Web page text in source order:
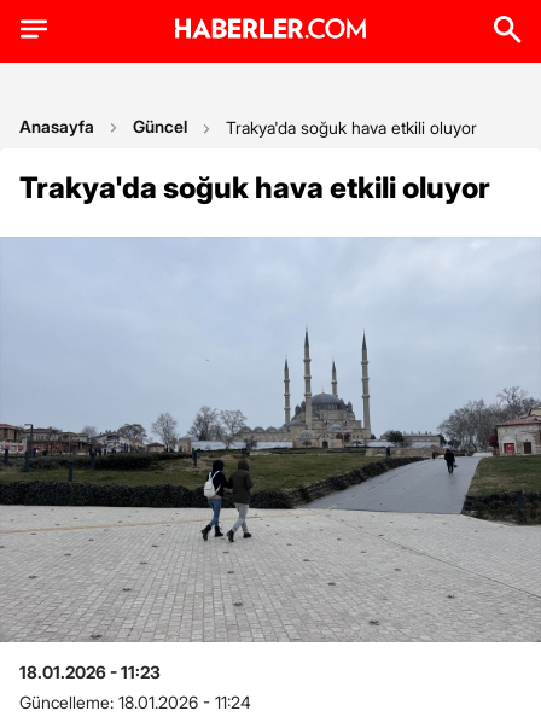
Anasayfa Güncel Trakya'da soğuk hava etkili oluyor
Trakya'da soğuk hava etkili oluyor
18.01.2026 - 11:23
Güncelleme: 18.01.2026 - 11:24